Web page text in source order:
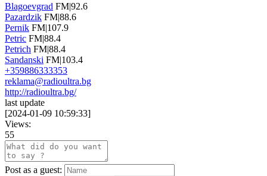
Blagoevgrad FM|92.6
Pazardzik FM|88.6
Pernik FM|107.9
Petric FM|88.4
Petrich FM|88.4
Sandanski FM|103.4
+359886333353
reklama@radioultra.bg
http://radioultra.bg/
last update
[2024-01-09 10:59:33]
Views:
55
Post as a guest: